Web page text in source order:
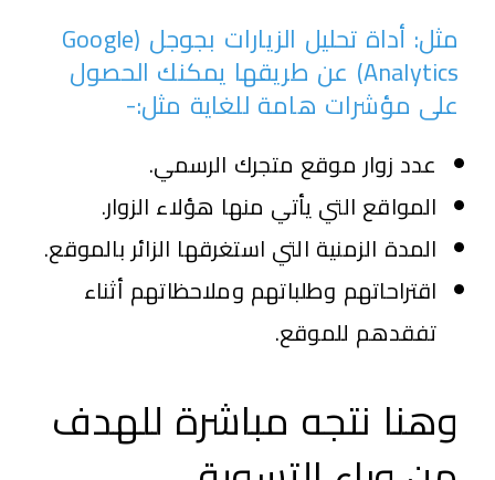
مثل: أداة تحليل الزيارات بجوجل (Google
Analytics) عن طريقها يمكنك الحصول
على مؤشرات هامة للغاية مثل:-
عدد زوار موقع متجرك الرسمي.
المواقع التي يأتي منها هؤلاء الزوار.
المدة الزمنية التي استغرقها الزائر بالموقع.
اقتراحاتهم وطلباتهم وملاحظاتهم أثناء
تفقدهم للموقع.
وهنا نتجه مباشرة للهدف